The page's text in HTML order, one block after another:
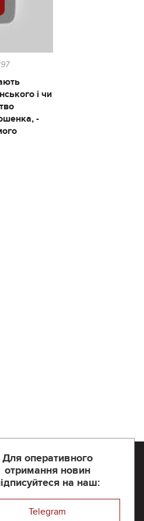
і чи
-
Для оперативного
отримання новин
на наш:
Telegram
та підтримується
компанії 32х32